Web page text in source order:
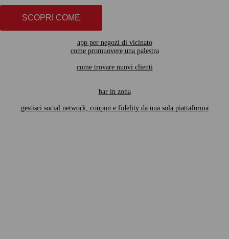
SCOPRI COME
app per negozi di vicinato
come promuovere una palestra
come trovare nuovi clienti
bar in zona
gestisci social network, coupon e fidelity da una sola piattaforma